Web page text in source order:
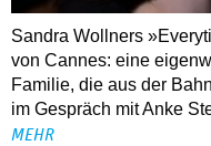
Sandra Wollners
von Cannes: eine
Familie, die aus der
im Gespräch mit Anke
MEHR